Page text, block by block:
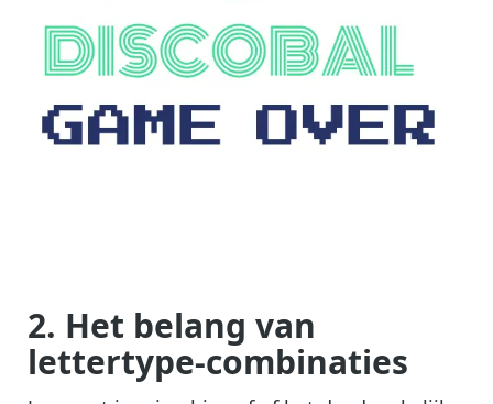
2. Het belang van
lettertype-combinaties